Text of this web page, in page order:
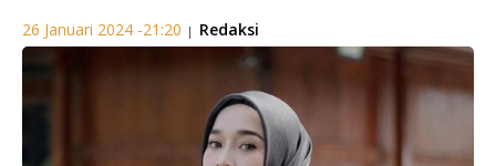
26 Januari 2024 -21:20 | Redaksi